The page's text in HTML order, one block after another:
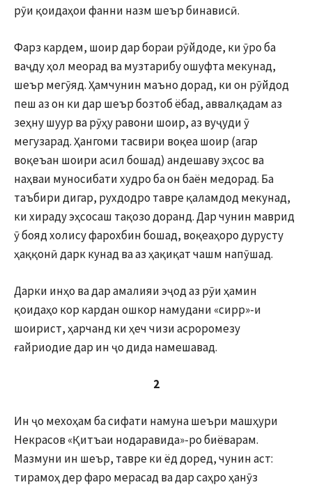
рӯи қоидаҳои фанни назм шеър бинависӣ.
Фарз кардем, шоир дар бораи рӯйдоде, ки ӯро ба
ваҷду ҳол меорад ва музтарибу ошуфта мекунад,
шеър мегӯяд. Ҳамчунин маъно дорад, ки он рӯйдод
пеш аз он ки дар шеър бозтоб ёбад, аввалқадам аз
зеҳну шуур ва рӯҳу равони шоир, аз вуҷуди ӯ
мегузарад. Ҳангоми тасвири воқеа шоир (агар
воқеъан шоири асил бошад) андешаву эҳсос ва
наҳваи муносибати худро ба он баён медорад. Ба
таъбири дигар, рухдодро тавре қаламдод мекунад,
ки хираду эҳсосаш тақозо доранд. Дар чунин маврид
ӯ бояд холису фарохбин бошад, воқеаҳоро дурусту
ҳаққонӣ дарк кунад ва аз ҳақиқат чашм напӯшад.
Дарки инҳо ва дар амалияи эҷод аз рӯи ҳамин
қоидаҳо кор кардан ошкор намудани «сирр»-и
шоирист, ҳарчанд ки ҳеч чизи асроромезу
ғайриодие дар ин ҷо дида намешавад.
2
Ин ҷо мехоҳам ба сифати намуна шеъри машҳури
Некрасов «Қитъаи нодаравида»-ро биёварам.
Мазмуни ин шеър, тавре ки ёд доред, чунин аст:
тирамоҳ дер фаро мерасад ва дар саҳро ҳанӯз